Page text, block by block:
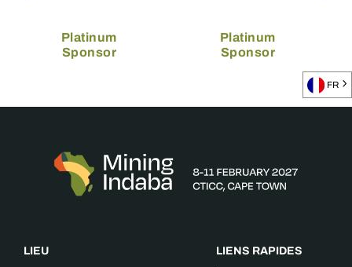
Platinum
Sponsor
Platinum
Sponsor
LIEU
LIENS RAPIDES
FR